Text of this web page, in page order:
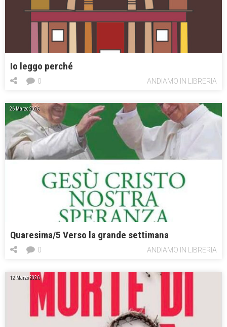
Io leggo perché
ANDIAMO IN LIBRERIA
0
26 Marzo 2026
Quaresima/5 Verso la grande settimana
ANDIAMO IN LIBRERIA
0
12 Marzo 2026